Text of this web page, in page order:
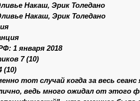
Накаш, Эрик Толедано
Накаш, Эрик Толедано
1 января 2018
7 (10)
(10)
тот случай когда за весь
ведь много ожидал от этого